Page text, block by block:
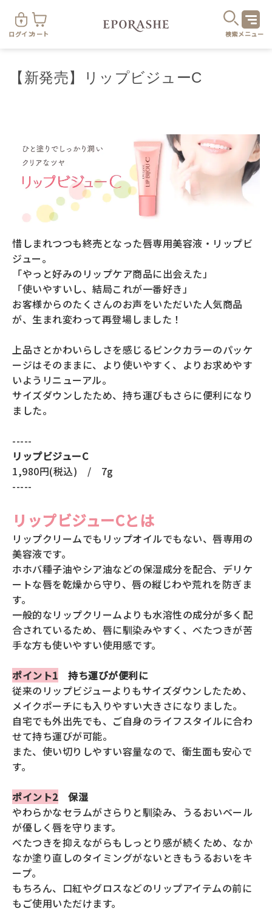
ログインカート 検索メニュー
カテゴリ
スキンケア
メイクアップ
毛穴
たるみ・むくみ
全商品一覧
お買
メンバー特典
返品・交換・キャンセルについて
よくあるご質問
定期便サービスについて
定期便サービス対象商品
会社概要 プライバシーポリシー
【新発売】リップビジューC
惜しまれつつも終売となった唇専用美容液・リップビ
ジュー。
「やっと好みのリップケア商品に出会えた」
「使いやすいし、結局これが一番好き」
お客様からのたくさんのお声をいただいた人気商品
が、生まれ変わって再登場しました！
上品さとかわいらしさを感じるピンクカラーのパッケ
ージはそのままに、より使いやすく、よりお求めやす
いようリニューアル。
サイズダウンしたため、持ち運びもさらに便利になり
ました。
-----
リップビジューC
1,980円(税込) / 7g
-----
リップビジューCとは
リップクリームでもリップオイルでもない、唇専用の
美容液です。
ホホバ種子油やシア油などの保湿成分を配合、デリケ
ートな唇を乾燥から守り、唇の縦じわや荒れを防ぎま
す。
一般的なリップクリームよりも水溶性の成分が多く配
合されているため、唇に馴染みやすく、べたつきが苦
手な方も使いやすい使用感です。
ポイント1 持ち運びが便利に
従来のリップビジューよりもサイズダウンしたため、
メイクポーチにも入りやすい大きさになりました。
自宅でも外出先でも、ご自身のライフスタイルに合わ
せて持ち運びが可能。
また、使い切りしやすい容量なので、衛生面も安心で
す。
ポイント2保湿
やわらかなセラムがさらりと馴染み、うるおいベール
が優しく唇を守ります。
べたつきを抑えながらもしっとり感が続くため、なか
なか塗り直しのタイミングがないときもうるおいをキ
ープ。
もちろん、口紅やグロスなどのリップアイテムの前に
もご使用いただけます。